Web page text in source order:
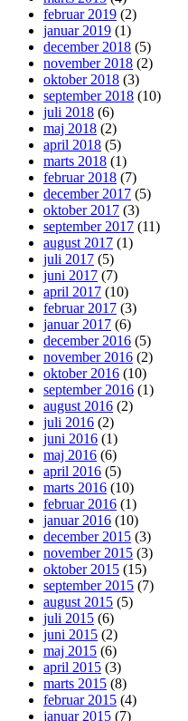
februar 2019 (2)
januar 2019 (1)
december 2018 (5)
november 2018 (2)
oktober 2018 (3)
september 2018 (10)
juli 2018 (6)
maj 2018 (2)
april 2018 (5)
marts 2018 (1)
februar 2018 (7)
december 2017 (5)
oktober 2017 (3)
september 2017 (11)
august 2017 (1)
juli 2017 (5)
juni 2017 (7)
april 2017 (10)
februar 2017 (3)
januar 2017 (6)
december 2016 (5)
november 2016 (2)
oktober 2016 (10)
september 2016 (1)
august 2016 (2)
juli 2016 (2)
juni 2016 (1)
maj 2016 (6)
april 2016 (5)
marts 2016 (10)
februar 2016 (1)
januar 2016 (10)
december 2015 (3)
november 2015 (3)
oktober 2015 (15)
september 2015 (7)
august 2015 (5)
juli 2015 (6)
juni 2015 (2)
maj 2015 (6)
april 2015 (3)
marts 2015 (8)
februar 2015 (4)
januar 2015 (7)